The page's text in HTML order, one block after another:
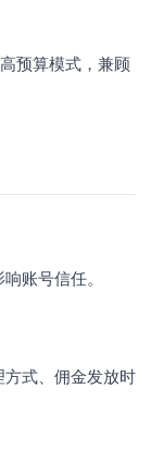
预算模式，兼顾
账号信任。
式、佣金发放时